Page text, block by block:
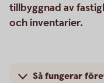
tillbyggnad av
och inventarier.
Så fungerar